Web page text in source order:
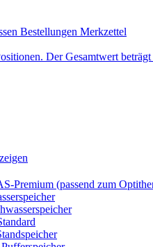
Bestellungen Merkzettel
Der Gesamtwert
Premium (passend zum